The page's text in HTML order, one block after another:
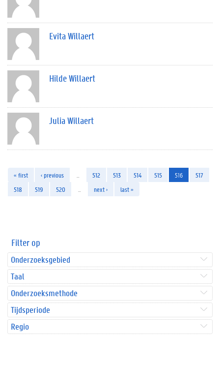
Evita Willaert
Hilde Willaert
Julia Willaert
« first ‹ previous 512 513 514 515 516
517
518
519 520 next › last »
Filter op
Onderzoeksgebied
Taal
Onderzoeksmethode
Tijdsperiode
Regio